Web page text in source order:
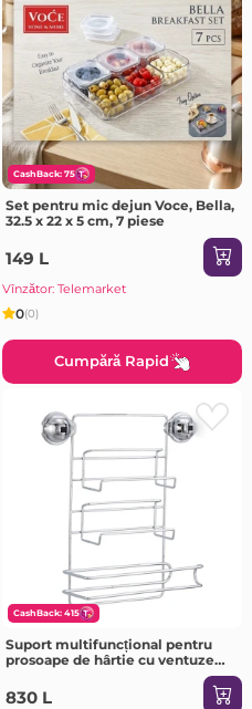
CashBack: 75
Set pentru mic dejun Voce, Bella,
32.5 x 22 x 5 cm, 7 piese
149 L
Vînzător: Telemarket
0(0)
Cumpără Rapid
CashBack: 415
Suport multifuncțional pentru
prosoape de hârtie cu ventuze
chrome 330x238x87 mm chrome
E
830 L